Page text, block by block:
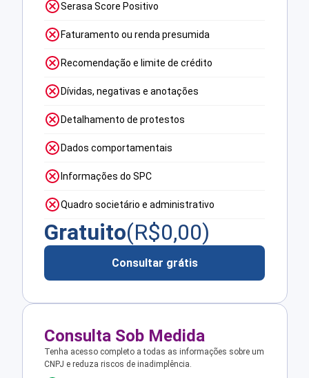
Serasa Score Positivo
Faturamento ou renda presumida
Recomendação e limite de crédito
Dívidas, negativas e anotações
Detalhamento de protestos
Dados comportamentais
Informações do SPC
Quadro societário e administrativo
Gratuito(R$0,00)
Consultar grátis
Consulta Sob Medida
Tenha acesso completo a todas as informações sobre um
CNPJ e reduza riscos de inadimplência.